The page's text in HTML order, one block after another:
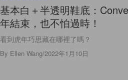
基本白＋半透明鞋底：
年結束，也不怕過時！
看到虎年巧思藏在哪裡了嗎？
By Ellen Wang/2022年1月10日